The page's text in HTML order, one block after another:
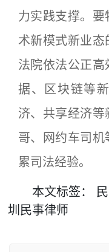
力实践支撑。
术新模式新业
法院依法公正
据、区块链等
济、共享经济
哥、网约车司
累司法经验。
本文标签：
圳民事律师